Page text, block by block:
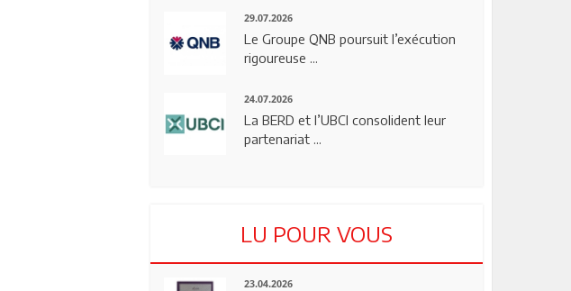
29.07.2026
Le Groupe QNB poursuit l’exécution
rigoureuse ...
24.07.2026
La BERD et l’UBCI consolident leur
partenariat ...
LU POUR VOUS
23.04.2026